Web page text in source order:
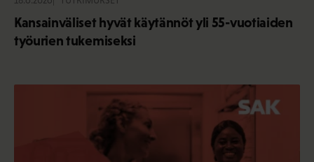
Kansainväliset hyvät käytännöt yli 55-vuotiaiden
työurien tukemiseksi